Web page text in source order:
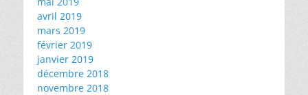
avril 2019
mars 2019
février 2019
janvier 2019
décembre 2018
novembre 2018